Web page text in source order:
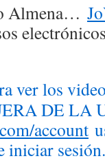
Almena…
ver los
DE LA
account
iniciar sesión.